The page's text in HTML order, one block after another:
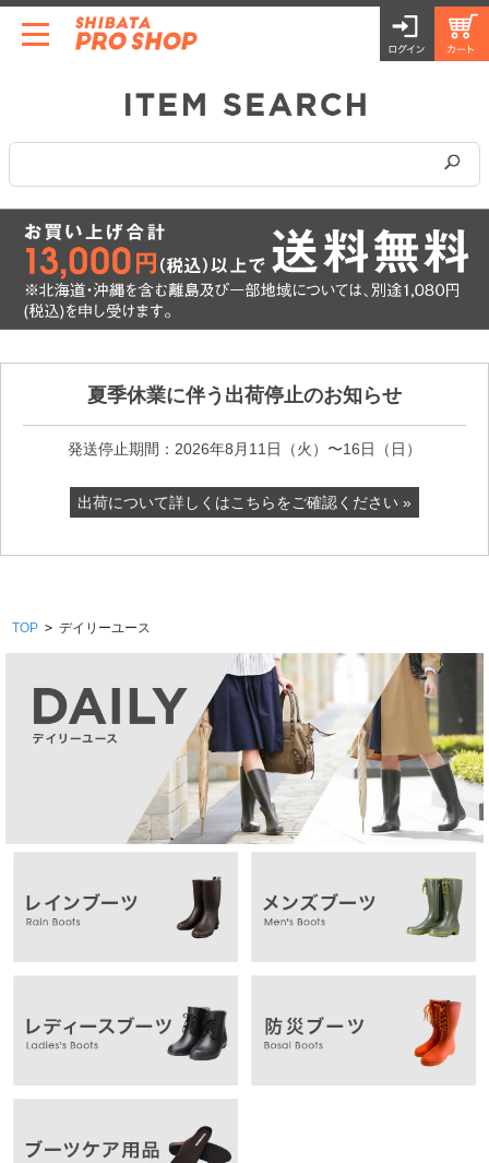
夏季休業に伴う出荷停止のお知らせ
発送停止期間：2026年8月11日（火）〜16日（日）
出荷について詳しくはこちらをご確認ください »
TOP > デイリーユース